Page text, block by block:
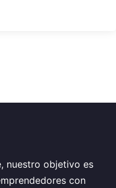
nuestro objetivo es
con